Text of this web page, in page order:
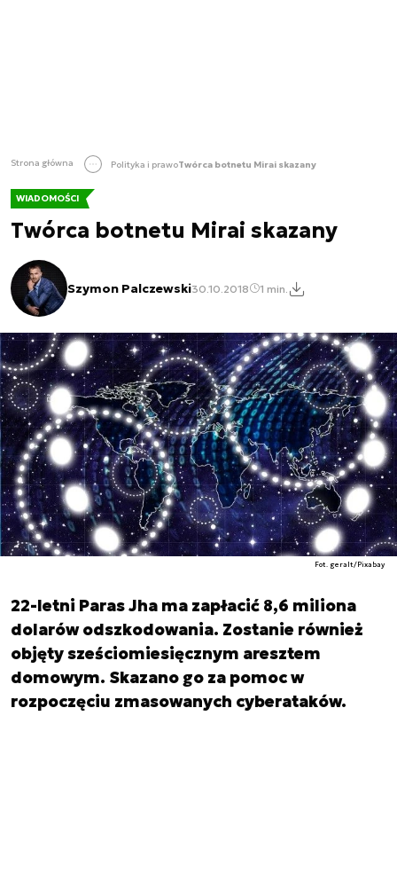
Strona główna Polityka i prawoTwórca botnetu Mirai skazany
WIADOMOŚCI
Twórca botnetu Mirai skazany
Szymon Palczewski30.10.2018 1 min.
Fot. geralt/Pixabay
22-letni Paras Jha ma zapłacić 8,6 miliona
dolarów odszkodowania. Zostanie również
objęty sześciomiesięcznym aresztem
domowym. Skazano go za pomoc w
rozpoczęciu zmasowanych cyberataków.